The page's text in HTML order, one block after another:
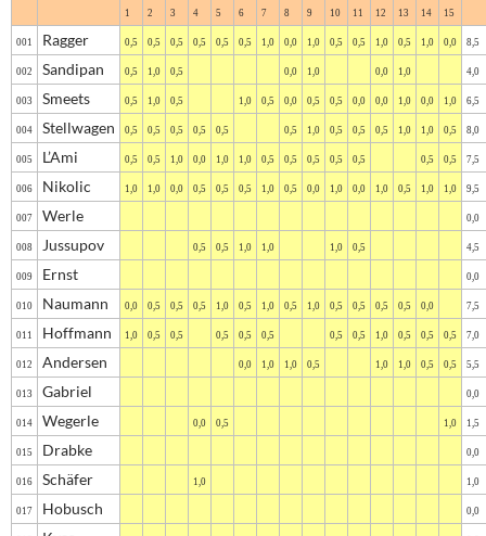
1 2 3 4 5 6 7 8 9 10 11 12 13 14 15
001 Ragger 0,5 0,5 0,5 0,5 0,5 0,5 1,0 0,0 1,0 0,5 0,5 1,0 0,5 1,0 0,0 8,5
002 Sandipan 0,5 1,0 0,5 0,0 1,0 0,0 1,0 4,0
003 Smeets 0,5 1,0 0,5 1,0 0,5 0,0 0,5 0,5 0,0 0,0 1,0 0,0 1,0 6,5
004 Stellwagen 0,5 0,5 0,5 0,5 0,5 0,5 1,0 0,5 0,5 0,5 1,0 1,0 0,5 8,0
005 L’Ami 0,5 0,5 1,0 0,0 1,0 1,0 0,5 0,5 0,5 0,5 0,5 0,5 0,5 7,5
006 Nikolic 1,0 1,0 0,0 0,5 0,5 0,5 1,0 0,5 0,0 1,0 0,0 1,0 0,5 1,0 1,0 9,5
007 Werle 0,0
008 Jussupov 0,5 0,5 1,0 1,0 1,0 0,5 4,5
009 Ernst 0,0
010 Naumann 0,0 0,5 0,5 0,5 1,0 0,5 1,0 0,5 1,0 0,5 0,5 0,5 0,5 0,0 7,5
011 Hoffmann 1,0 0,5 0,5 0,5 0,5 0,5 0,5 0,5 1,0 0,5 0,5 0,5 7,0
012 Andersen 0,0 1,0 1,0 0,5 1,0 1,0 0,5 0,5 5,5
013 Gabriel 0,0
014 Wegerle 0,0 0,5 1,0 1,5
015 Drabke 0,0
016 Schäfer 1,0 1,0
017 Hobusch 0,0